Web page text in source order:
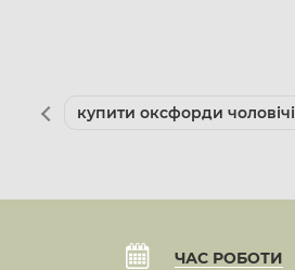
купити оксфорди чоловічі
ЧАС РОБОТИ